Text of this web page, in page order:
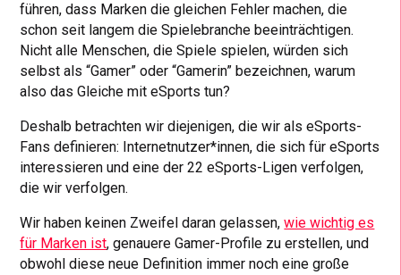
führen, dass Marken die gleichen Fehler machen, die
schon seit langem die Spielebranche beeinträchtigen.
Nicht alle Menschen, die Spiele spielen, würden sich
selbst als “Gamer” oder “Gamerin” bezeichnen, warum
also das Gleiche mit eSports tun?
Deshalb betrachten wir diejenigen, die wir als eSports-
Fans definieren: Internetnutzer*innen, die sich für eSports
interessieren und eine der 22 eSports-Ligen verfolgen,
die wir verfolgen.
Wir haben keinen Zweifel daran gelassen,wie wichtig es
für Marken ist, genauere Gamer-Profile zu erstellen, und
obwohl diese neue Definition immer noch eine große